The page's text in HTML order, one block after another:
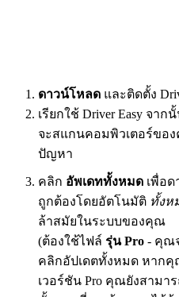
ดาวน์โหลด และติดตั้ง
เรียกใช้ Driver Easy จาก
จะสแกนคอมพิวเตอร์ขอ
ปัญหา
คลิก อัพเดททั้งหมด เพื่อ
ถูกต้องโดยอัตโนมัติ ทั้งห
ล้าสมัยในระบบของคุณ
(ต้องใช้ไฟล์ รุ่น Pro - คุณ
คลิกอัปเดตทั้งหมด หากคุ
เวอร์ชัน Pro คุณยังสามา